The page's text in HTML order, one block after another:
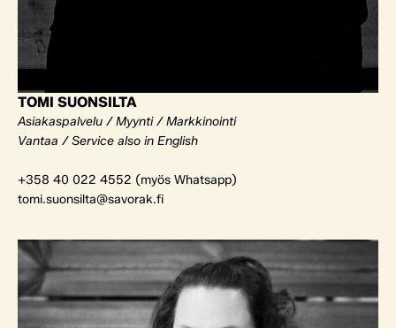
TOMI SUONSILTA
Asiakaspalvelu / Myynti / Markkinointi
Vantaa / Service also in English
+358 40 022 4552 (myös Whatsapp)
tomi.suonsilta@savorak.fi